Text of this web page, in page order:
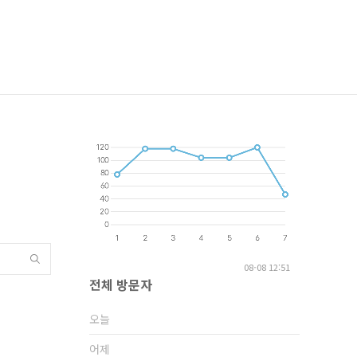
08-08 12:51
전체 방문자
오늘
어제